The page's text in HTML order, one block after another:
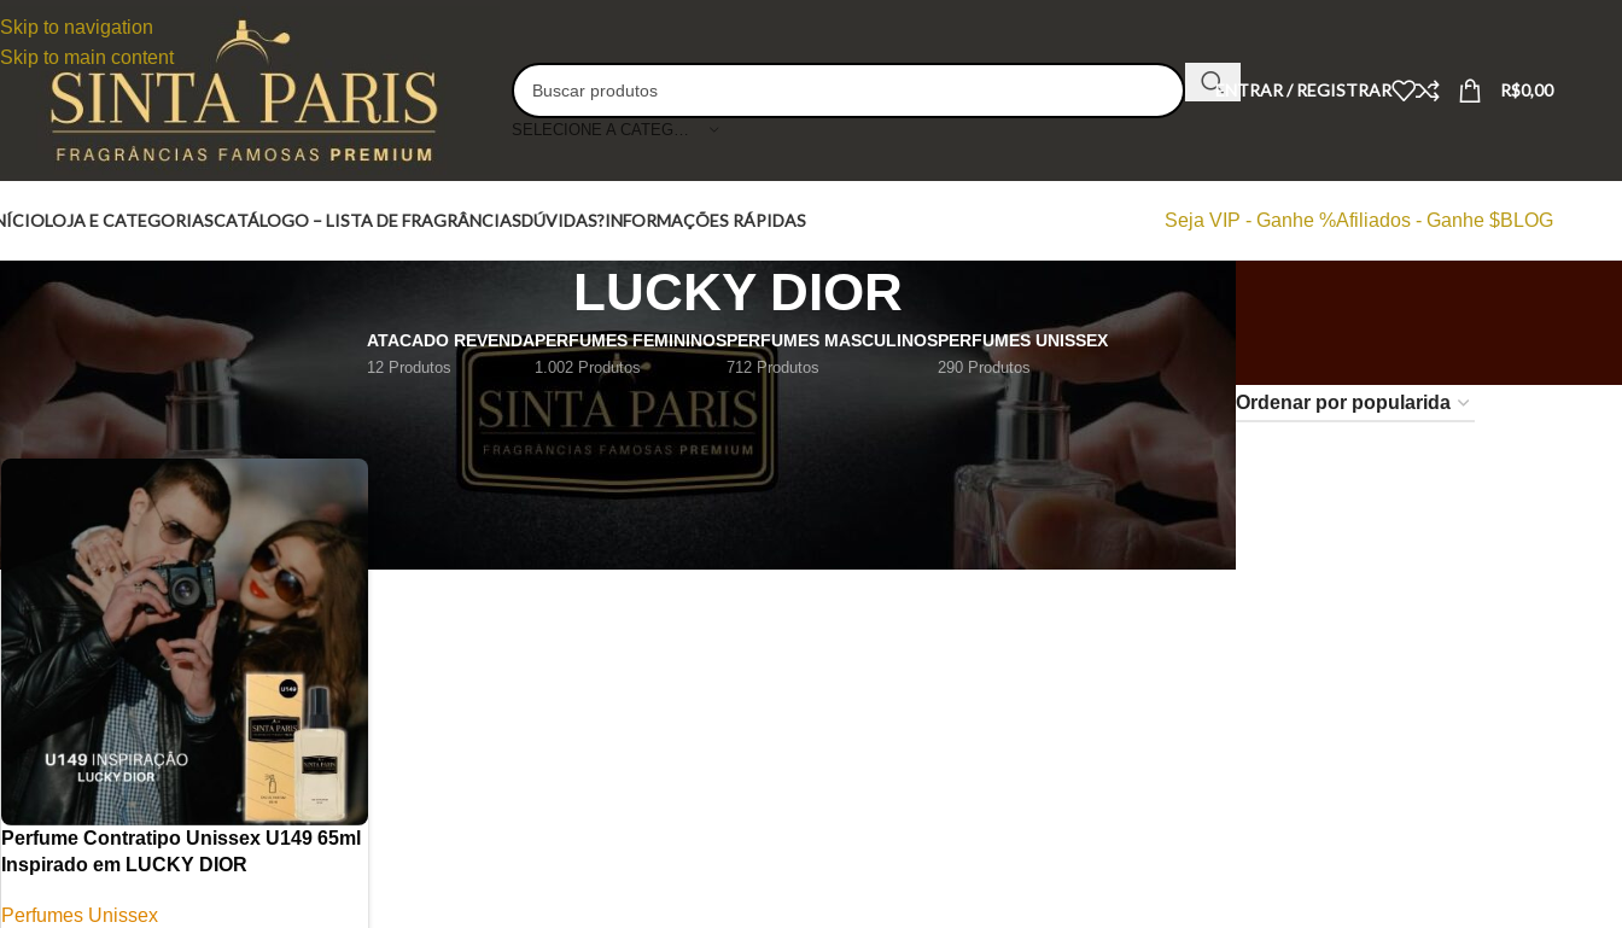
Skip to navigation
Skip to main content
SELECIONE A CATEGORIA
ENTRAR / REGISTRAR R$0,00
LOJA E CATEGORIASCATÁLOGO – LISTA DE FRAGRÂNCIASDÚVIDAS?INFORMAÇÕES RÁPIDAS Seja VIP - Ganhe %Afiliados - Ganhe $BLOG
LUCKY DIOR
ATACADO REVENDA
12 Produtos
PERFUMES FEMININOS
1.002 Produtos
PERFUMES MASCULINOS
712 Produtos
PERFUMES UNISSEX
290 Produtos
LUCKY DIOR Mostrar 9 12 18 24
Perfume Contratipo Unissex U149 65ml
Inspirado em LUCKY DIOR
Perfumes Unissex